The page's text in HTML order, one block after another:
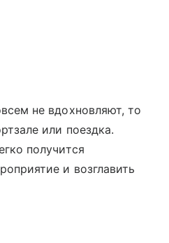
не вдохновляют, то
или поездка.
получится
и возглавить